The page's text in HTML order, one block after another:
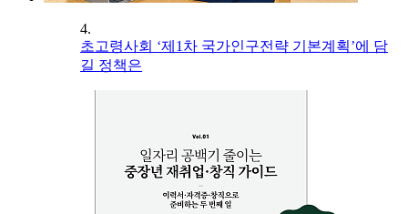
4.
초고령사회 ‘제1차 국가인구전략 기본계획’에 담
길 정책은